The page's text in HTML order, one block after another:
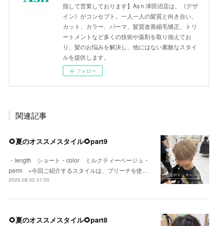
指して営業しております】Asｈ津田沼店は、《デザ
イン》がコンセプト。一人一人の髪質と向き合い、
カット、カラー、パーマ、髪質改善縮毛矯正、トリ
ートメントなど多くの技術や薬剤を取り揃えてお
り、髪のお悩みを解決し、他にはない素敵なスタイ
ルを提供します。
フォロー
関連記事
🌻夏のオススメスタイル🌻part9
・length ショート・color ミルクティーベージュ・
perm ×今回ご紹介するスタイルは、ブリーチを使…
2026.08.02 01:00
🌻夏のオススメスタイル🌻part8